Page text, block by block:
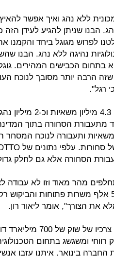
ללא נהג ואיך אפשר
הבנו שניתן להגיע לעידן הזה
נהיגה ללא נהג. הבנו
בתחום הכבישים המהירים.
הרבה יותר מסובך לנוכח
רגל".
בארצות הברית יש
מתעבורת הסחורה בתוך
ותעבורה לנוכח המסחר
הסחורה אלא גם לחלק
מהר מאוד וזו לא עבודה
לנהגים ואין היצע: יש 50 אלף משרות פתוחות
את הצורך", אומר ליאור רון.
"אנחנו רוצים לענות
רווחי ומשגשג בתחום
בינואר. איתנו עזבו